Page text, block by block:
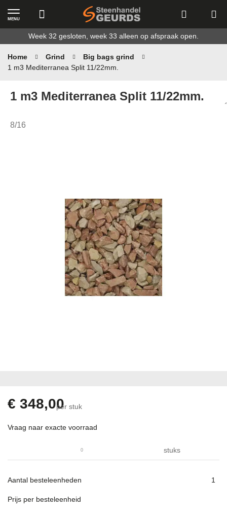
naar
de
inhoud
Week 32 gesloten, week 33 alleen op afspraak open.
MENU
Home Grind
Big bags grind
1 m3 Mediterranea Split 11/22mm.
1 m3 Mediterranea Split 11/22mm.
8/16
begin
van
afbeeldingen-
€ 348,00per stuk
Vraag naar exacte voorraad
stuks
Aantal besteleenheden
Prijs per besteleenheid